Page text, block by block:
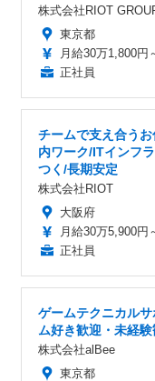
株式会社RIOT
東京都
月給30万1,800円
正社員
チームで支え合う
内ワーク/ITインフ
つく/長期安定
株式会社RIOT
大阪府
月給30万5,900円
正社員
ゲームテクニカル
ム好き歓迎・未経
株式会社alBee
東京都